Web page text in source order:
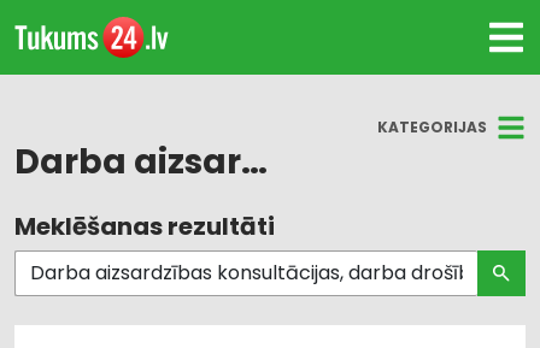
KATEGORIJAS
Darba aizsardzības konsultācijas, darba drošība
Visas nozares
Darba aizsardzības konsultācijas, darba drošība
Meklēšanas rezultāti